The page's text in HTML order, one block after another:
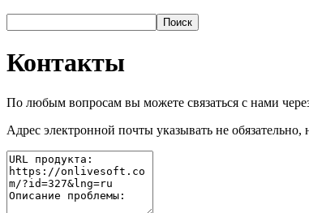
Контакты
По любым вопросам вы можете связаться с нами
Адрес электронной почты указывать не